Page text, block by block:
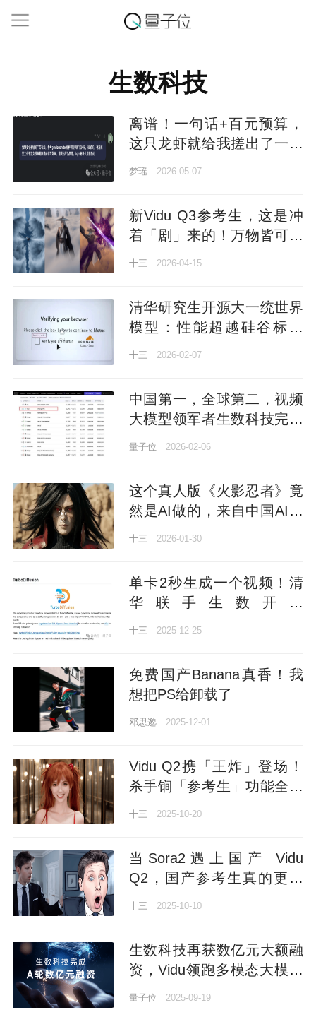
生数科技
离谱！一句话+百元预算，
这只龙虾就给我搓出了一支
百万级广告片？
梦瑶 2026-05-07
新Vidu Q3参考生，这是冲
着「剧」来的！万物皆可参
考：特效音效场景都备好了
十三 2026-04-15
清华研究生开源大一统世界
模型：性能超越硅谷标杆
40%！
十三 2026-02-07
中国第一，全球第二，视频
大模型领军者生数科技完成
超 6 亿元A+轮融资
量子位 2026-02-06
这个真人版《火影忍者》竟
然是AI做的，来自中国AI视
频新王者Vidu Q3
十三 2026-01-30
单卡2秒生成一个视频！清
华联手生数开源
TurboDiffusion，视频
十三 2025-12-25
免费国产Banana真香！我
想把PS给卸载了
邓思邈 2025-12-01
Vidu Q2携「王炸」登场！
杀手锏「参考生」功能全球
上线，APP体验全面革新
十三 2025-10-20
当Sora2遇上国产 Vidu
Q2，国产参考生真的更香
了！一手亲测
十三 2025-10-10
生数科技再获数亿元大额融
资，Vidu领跑多模态大模型
量子位 2025-09-19